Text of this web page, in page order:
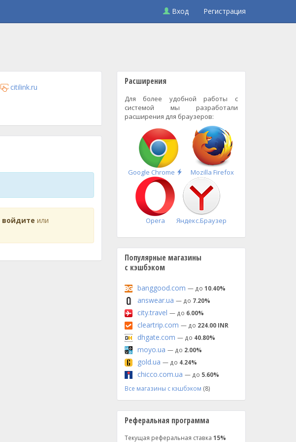
Вход Регистрация
citilink.ru
войдите или
Расширения
Для более удобной работы с
системой мы разработали
расширения для браузеров:
Google Chrome
Быстрая
установка
Mozilla Firefox
Opera Яндекс.Браузер
Популярные магазины
с кэшбэком
banggood.com — до 10.40%
answear.ua — до 7.20%
city.travel — до 6.00%
cleartrip.com — до 224.00 INR
dhgate.com — до 40.80%
moyo.ua — до 2.00%
gold.ua — до 4.24%
chicco.com.ua — до 5.60%
Все магазины с кэшбэком (8)
Реферальная программа
Текущая реферальная ставка 15%